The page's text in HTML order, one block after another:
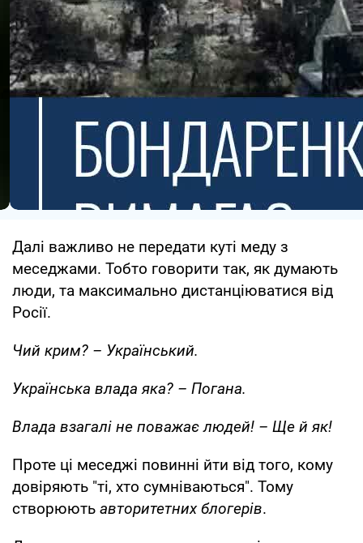
Далі важливо не передати куті меду з
меседжами. Тобто говорити так, як думають
люди, та максимально дистанціюватися від
Росії.
Чий крим? – Український.
Українська влада яка? – Погана.
Влада взагалі не поважає людей! – Ще й як!
Проте ці меседжі повинні йти від того, кому
довіряють "ті, хто сумніваються". Тому
створюють авторитетних блогерів.